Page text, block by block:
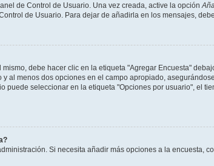
de Control de Usuario. Una vez creada, active la opción
de Usuario. Para dejar de añadirla en los mensajes,
debe hacer clic en la etiqueta "Agregar Encuesta"
al menos dos opciones en el campo apropiado,
puede seleccionar en la etiqueta "Opciones por usuario", el
Si necesita añadir más opciones a la encuesta,